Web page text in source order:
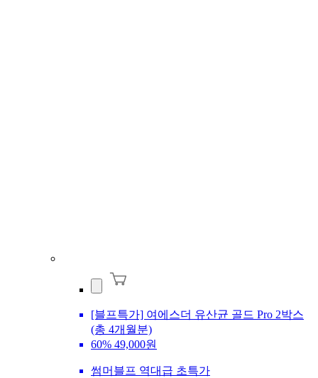
[블프특가] 여에스더 유산균 골드 Pro 2박스
(총 4개월분)
60% 49,000원
썸머블프 역대급 초특가